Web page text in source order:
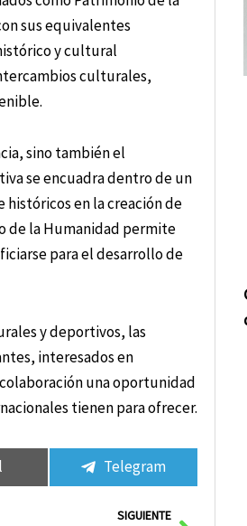
sus equivalentes
y cultural
culturales,
sino también el
se encuadra dentro de un
en la creación de
de la Humanidad permite
para el desarrollo de
y deportivos, las
interesados en
una oportunidad
tienen para ofrecer.
Telegram
SIGUIENTE